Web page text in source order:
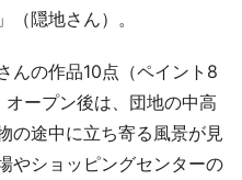
隠地さん）。
んの作品10点（ペイント8
ープン後は、団地の中高
の途中に立ち寄る風景が見
やショッピングセンターの